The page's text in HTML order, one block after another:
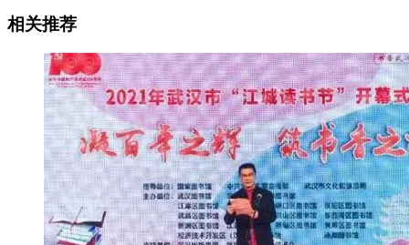
相关推荐